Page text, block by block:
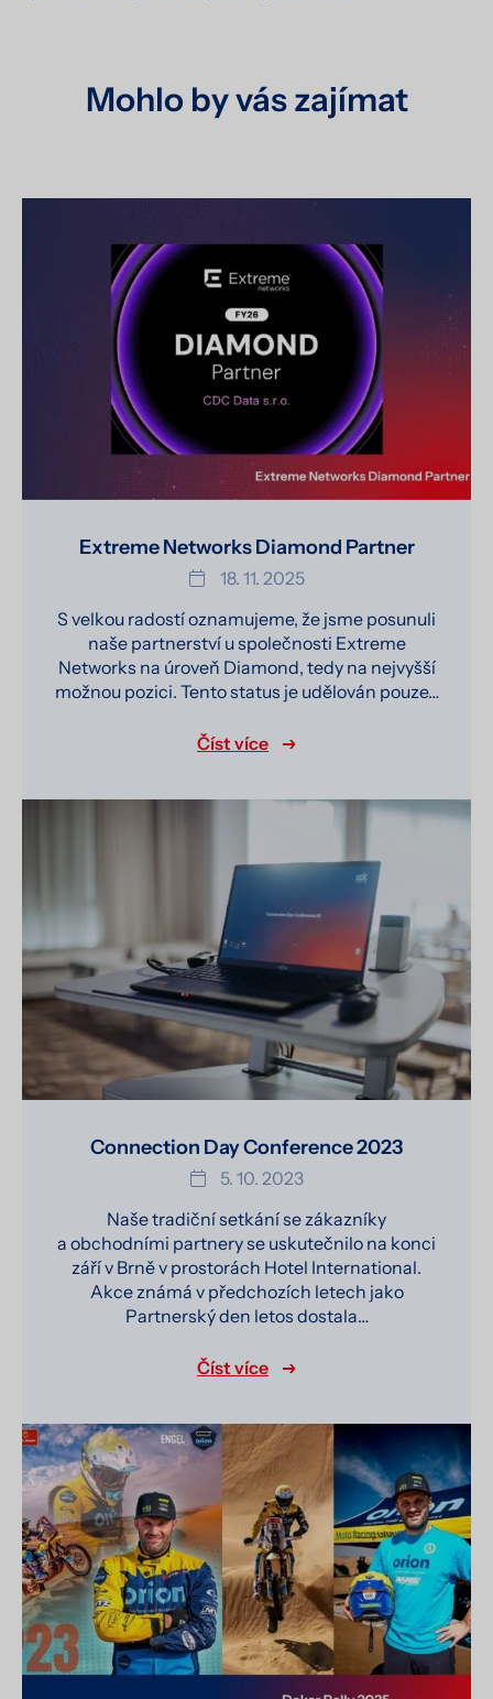
Mohlo by vás zajímat
Extreme Networks Diamond Partner
18. 11. 2025
S velkou radostí oznamujeme, že jsme posunuli
naše partnerství u společnosti Extreme
Networks na úroveň Diamond, tedy na nejvyšší
možnou pozici. Tento status je udělován pouze…
Číst více
Connection Day Conference 2023
5. 10. 2023
Naše tradiční setkání se zákazníky
a obchodními partnery se uskutečnilo na konci
září v Brně v prostorách Hotel International.
Akce známá v předchozích letech jako
Partnerský den letos dostala…
Číst více